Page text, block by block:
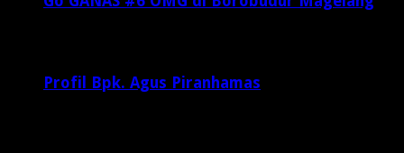
Profil Bpk. Agus Piranhamas